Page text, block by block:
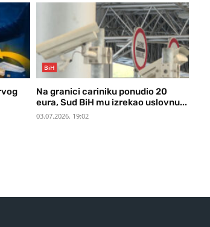
BiH
Na granici cariniku ponudio 20
eura, Sud BiH mu izrekao uslovnu...
03.07.2026. 19:02